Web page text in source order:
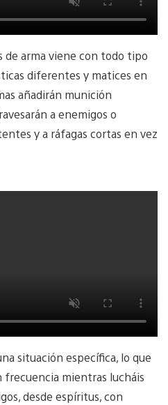
de arma viene con todo tipo
diferentes y matices en
añadirán munición
a enemigos o
y a ráfagas cortas en vez
situación específica, lo que
frecuencia mientras lucháis
desde espíritus, con